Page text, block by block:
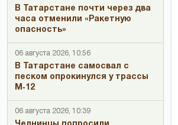
В Татарстане почти через два
часа отменили «Ракетную
опасность»
06 августа 2026, 10:56
В Татарстане самосвал с
песком опрокинулся у трассы
М‑12
06 августа 2026, 10:39